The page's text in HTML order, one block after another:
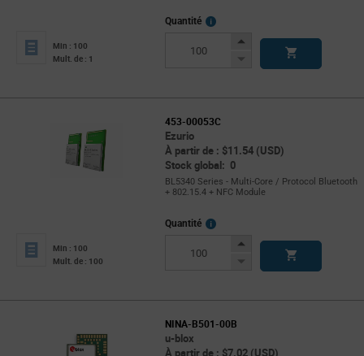
Min : 100
Mult. de : 1
Quantité
More
Increase
Decrease
453-00053C
Ezurio
À partir de : $11.54 (USD)
Stock global: 0
BL5340 Series - Multi-Core / Protocol Bluetooth
+ 802.15.4 + NFC Module
Min : 100
Mult. de : 100
Quantité
More
Increase
Decrease
NINA-B501-00B
u-blox